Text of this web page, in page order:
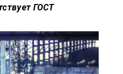
ГОСТ